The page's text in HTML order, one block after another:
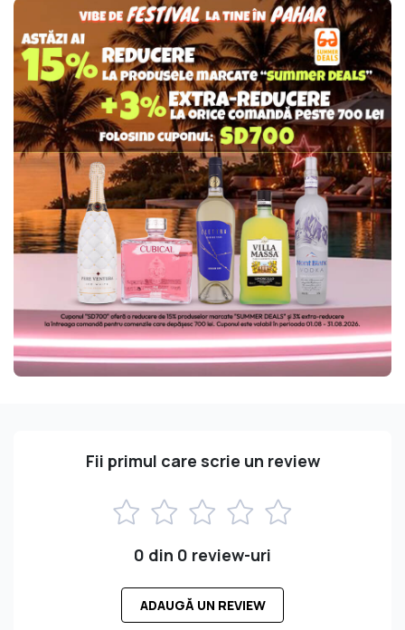
Fii primul care scrie un review
0 din 0 review-uri
ADAUGĂ UN REVIEW